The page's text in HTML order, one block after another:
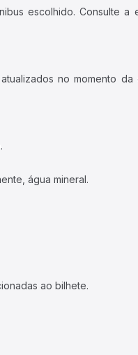
escolhido. Consulte a
no momento
água mineral.
ao bilhete.